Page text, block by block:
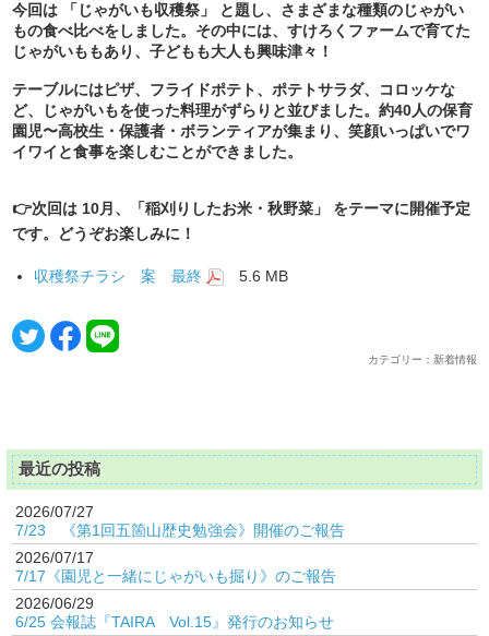
今回は 「じゃがいも収穫祭」 と題し、さまざまな種類のじゃがい
もの食べ比べをしました。その中には、すけろくファームで育てた
じゃがいももあり、子どもも大人も興味津々！
テーブルにはピザ、フライドポテト、ポテトサラダ、コロッケな
ど、じゃがいもを使った料理がずらりと並びました。約40人の保育
園児〜高校生・保護者・ボランティアが集まり、笑顔いっぱいでワ
イワイと食事を楽しむことができました。
👉次回は 10月、「稲刈りしたお米・秋野菜」 をテーマに開催予定
です。どうぞお楽しみに！
収穫祭チラシ 案 最終 5.6 MB
カテゴリー：新着情報
最近の投稿
2026/07/27
7/23 《第1回五箇山歴史勉強会》開催のご報告
2026/07/17
7/17《園児と一緒にじゃがいも掘り》のご報告
2026/06/29
6/25 会報誌『TAIRA Vol.15』発行のお知らせ